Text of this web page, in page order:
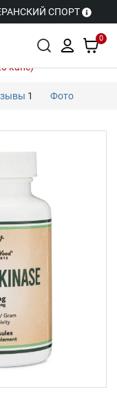
СПОРТ
0
капс)
1 Фото